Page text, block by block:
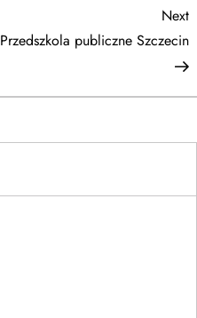
Next
Przedszkola publiczne Szczecin